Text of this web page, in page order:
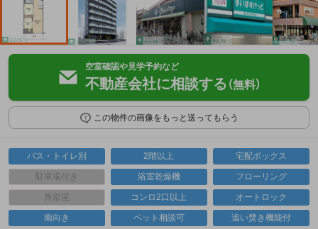
空室確認や見学予約など
不動産会社に相談する （無料）
この物件の画像をもっと送ってもらう
バス・トイレ別 2階以上 宅配ボックス
駐車場付き 浴室乾燥機 フローリング
角部屋 コンロ2口以上 オートロック
南向き ペット相談可 追い焚き機能付